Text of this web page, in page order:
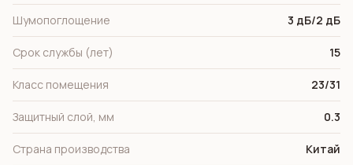
Шумопоглощение 3 дБ/2 дБ
Срок службы (лет) 15
Класс помещения 23/31
Защитный слой, мм 0.3
Страна производства Китай